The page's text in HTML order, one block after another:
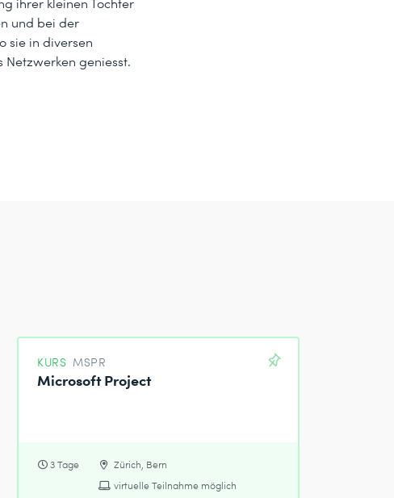
und bei der
sie in diversen
geniesst.
KURS MSPR
Microsoft Project
3 Tage
Zürich, Bern
virtuelle Teilnahme möglich